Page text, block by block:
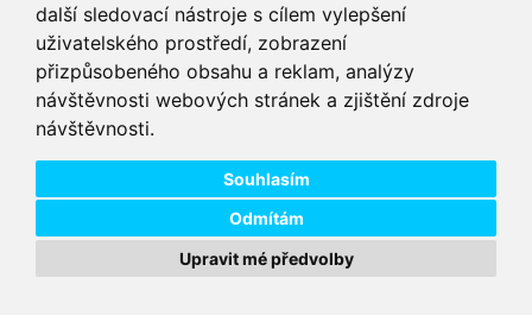
další sledovací nástroje s cílem vylepšení
uživatelského prostředí, zobrazení
přizpůsobeného obsahu a reklam, analýzy
návštěvnosti webových stránek a zjištění zdroje
návštěvnosti.
Souhlasím
Odmítám
Upravit mé předvolby
VIP servis
na zakoupená
elektrokola
Testovací trať
možnost vyzkoušet si
elektrokola
Doprava ZDARMA
pro objednávky nad 1600 zboží skladem při
Copyright © 2026 DD PNEU s.r.o. Všechna práva vyhrazena. bb9